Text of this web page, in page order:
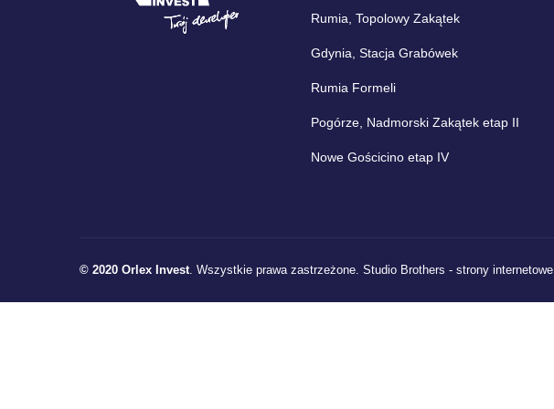
Rumia, Topolowy Zakątek
Gdynia, Stacja Grabówek
Rumia Formeli
Pogórze, Nadmorski Zakątek etap II
Nowe Gościcino etap IV
© 2020 Orlex Invest . Wszystkie prawa zastrzeżone. Studio Brothers - strony internetowe